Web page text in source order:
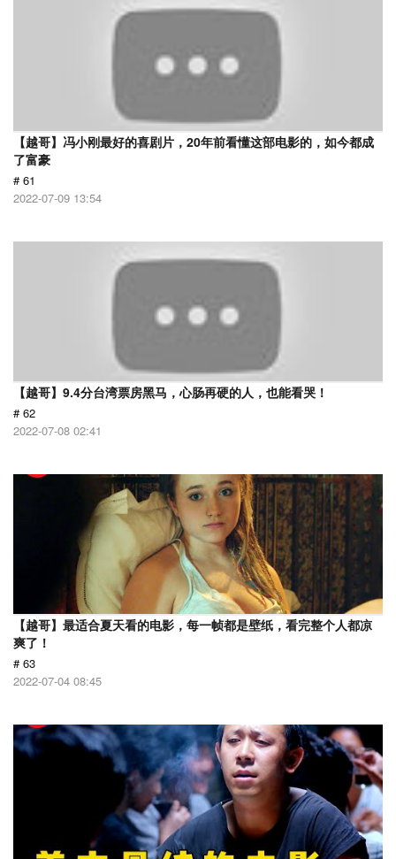
【越哥】冯小刚最好的喜剧片，20年前看懂这部电影的，如今都成
了富豪
# 61
2022-07-09 13:54
【越哥】9.4分台湾票房黑马，心肠再硬的人，也能看哭！
# 62
2022-07-08 02:41
【越哥】最适合夏天看的电影，每一帧都是壁纸，看完整个人都凉
爽了！
# 63
2022-07-04 08:45